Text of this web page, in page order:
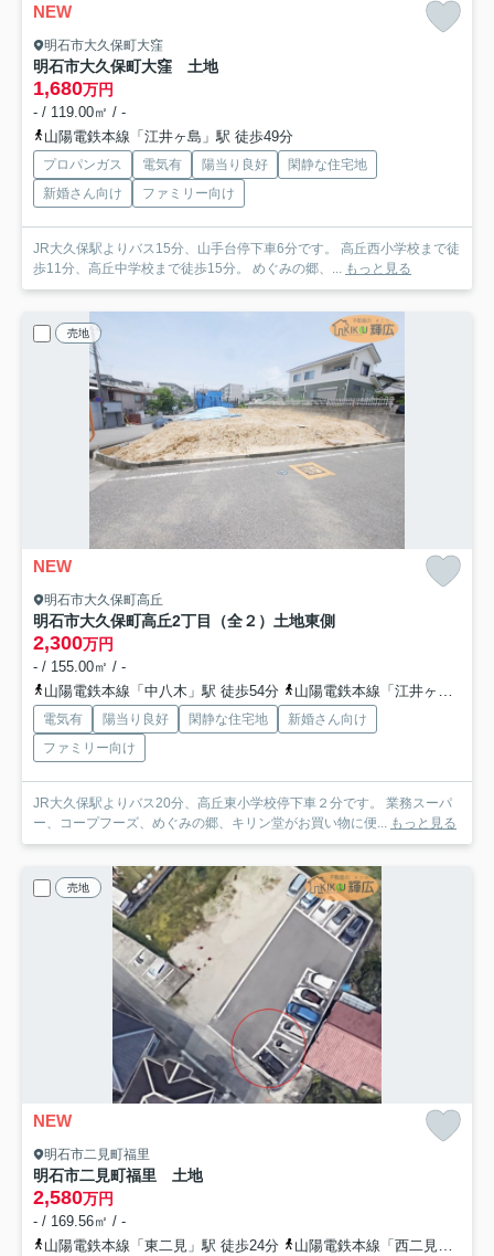
NEW
明石市大久保町大窪
明石市大久保町大窪 土地
1,680万円
- / 119.00㎡ / -
山陽電鉄本線「江井ヶ島」駅 徒歩49分
プロパンガス 電気有 陽当り良好
閑静な住宅地
新婚さん向け
ファミリー向け
JR大久保駅よりバス15分、山手台停下車6分です。 高丘西小学校まで徒
歩11分、高丘中学校まで徒歩15分。 めぐみの郷、... もっと見る
売地
NEW
明石市大久保町高丘
明石市大久保町高丘2丁目（全２）土地東側
2,300万円
- / 155.00㎡ / -
山陽電鉄本線「中八木」駅 徒歩54分
山陽電鉄本線「江井ヶ島」駅 徒歩60分
電気有 陽当り良好 閑静な住宅地
新婚さん向け
ファミリー向け
JR大久保駅よりバス20分、高丘東小学校停下車２分です。 業務スーパ
ー、コープフーズ、めぐみの郷、キリン堂がお買い物に便... もっと見る
売地
NEW
明石市二見町福里
明石市二見町福里 土地
2,580万円
- / 169.56㎡ / -
山陽電鉄本線「東二見」駅 徒歩24分
山陽電鉄本線「西二見」駅 徒歩33分